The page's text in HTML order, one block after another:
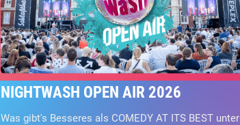
NIGHTWASH OPEN AIR 2026
Was gibt's Besseres als COMEDY AT ITS BEST unter